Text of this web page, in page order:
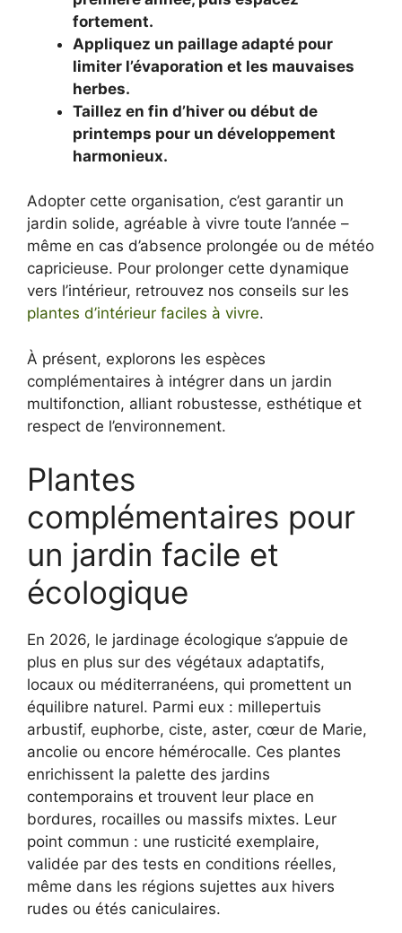
fortement.
Appliquez un paillage adapté pour
limiter l’évaporation et les mauvaises
herbes.
Taillez en fin d’hiver ou début de
printemps pour un développement
harmonieux.
Adopter cette organisation, c’est garantir un
jardin solide, agréable à vivre toute l’année –
même en cas d’absence prolongée ou de météo
capricieuse. Pour prolonger cette dynamique
vers l’intérieur, retrouvez nos conseils sur les
plantes d’intérieur faciles à vivre.
À présent, explorons les espèces
complémentaires à intégrer dans un jardin
multifonction, alliant robustesse, esthétique et
respect de l’environnement.
Plantes
complémentaires pour
un jardin facile et
écologique
En 2026, le jardinage écologique s’appuie de
plus en plus sur des végétaux adaptatifs,
locaux ou méditerranéens, qui promettent un
équilibre naturel. Parmi eux : millepertuis
arbustif, euphorbe, ciste, aster, cœur de Marie,
ancolie ou encore hémérocalle. Ces plantes
enrichissent la palette des jardins
contemporains et trouvent leur place en
bordures, rocailles ou massifs mixtes. Leur
point commun : une rusticité exemplaire,
validée par des tests en conditions réelles,
même dans les régions sujettes aux hivers
rudes ou étés caniculaires.